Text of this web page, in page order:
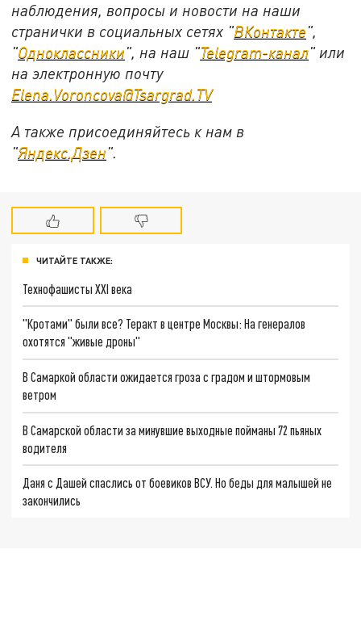
наблюдения, вопросы и новости на наши
странички в социальных сетях "ВКонтакте",
"Одноклассники", на наш "Telegram-канал" или
на электронную почту
Elena.Voroncova@Tsargrad.TV
А также присоединяйтесь к нам в
"Яндекс.Дзен".
ЧИТАЙТЕ ТАКЖЕ:
Технофашисты XXI века
"Кротами" были все? Теракт в центре Москвы: На генералов
охотятся "живые дроны"
В Самаркой области ожидается гроза с градом и штормовым
ветром
В Самарской области за минувшие выходные пойманы 72 пьяных
водителя
Даня с Дашей спаслись от боевиков ВСУ. Но беды для малышей не
закончились